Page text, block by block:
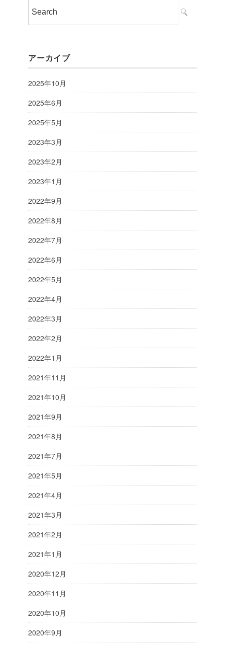
アーカイブ
2025年10月
2025年6月
2025年5月
2023年3月
2023年2月
2023年1月
2022年9月
2022年8月
2022年7月
2022年6月
2022年5月
2022年4月
2022年3月
2022年2月
2022年1月
2021年11月
2021年10月
2021年9月
2021年8月
2021年7月
2021年5月
2021年4月
2021年3月
2021年2月
2021年1月
2020年12月
2020年11月
2020年10月
2020年9月